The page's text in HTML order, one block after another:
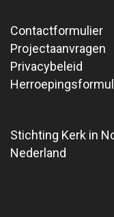
Contactformulier
Projectaanvragen
Privacybeleid
Stichting Kerk in
Nederland